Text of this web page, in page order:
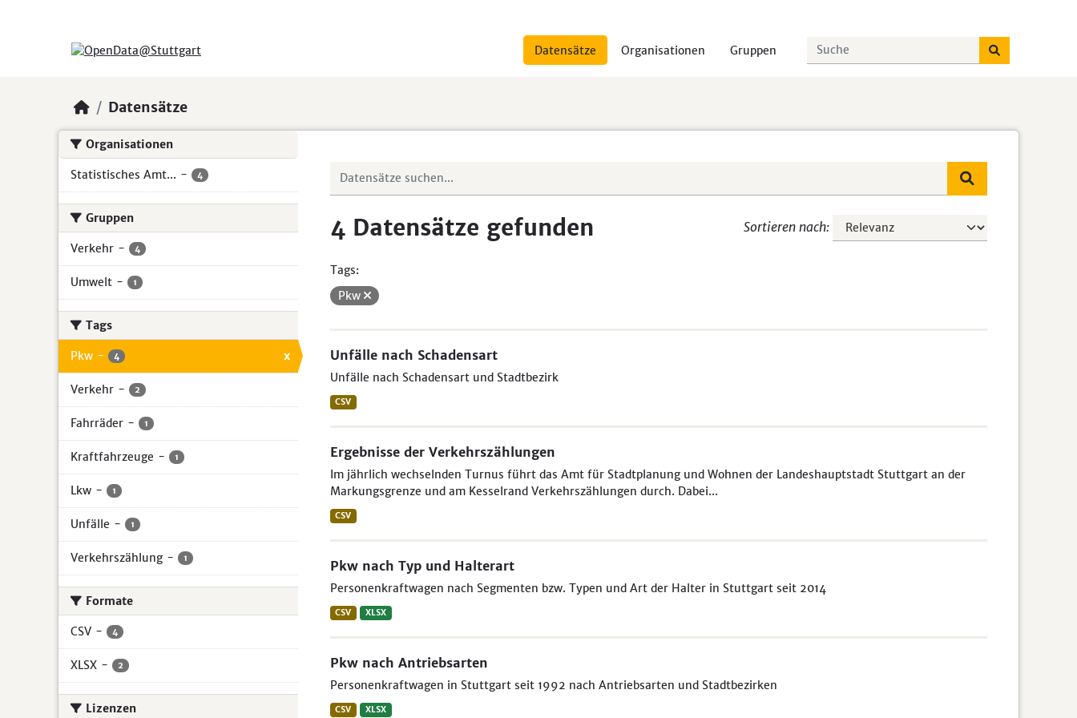
Datensätze Organisationen Gruppen
Datensätze
Organisationen
Statistisches Amt... - 4
Gruppen
Verkehr - 4
Umwelt - 1
Tags
Pkw - 4 x
Verkehr - 2
Fahrräder - 1
Kraftfahrzeuge - 1
Lkw - 1
Unfälle - 1
Verkehrszählung - 1
Formate
CSV - 4
XLSX - 2
Lizenzen
Sortieren nach
4 Datensätze gefunden
Tags:
Pkw
Unfälle nach Schadensart
Unfälle nach Schadensart und Stadtbezirk
CSV
Ergebnisse der Verkehrszählungen
Im jährlich wechselnden Turnus führt das Amt für Stadtplanung und Wohnen der Landeshauptstadt Stuttgart an der
Markungsgrenze und am Kesselrand Verkehrszählungen durch. Dabei...
CSV
Pkw nach Typ und Halterart
Personenkraftwagen nach Segmenten bzw. Typen und Art der Halter in Stuttgart seit 2014
CSV XLSX
Pkw nach Antriebsarten
Personenkraftwagen in Stuttgart seit 1992 nach Antriebsarten und Stadtbezirken
CSV XLSX